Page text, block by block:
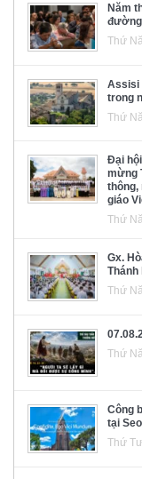
Năm
đường
Thứ
Assisi
trong
Thứ
Đại
mừng
thông,
giáo
Thứ
Gx.
Thánh
Thứ
Thứ
Công
tại
Thứ